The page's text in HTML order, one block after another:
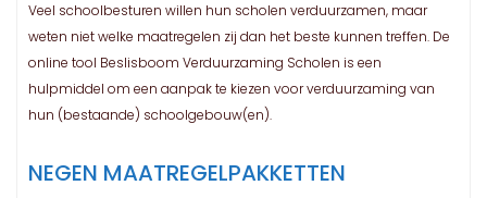
Veel schoolbesturen willen hun scholen verduurzamen, maar
weten niet welke maatregelen zij dan het beste kunnen treffen. De
online tool Beslisboom Verduurzaming Scholen is een
hulpmiddel om een aanpak te kiezen voor verduurzaming van
hun (bestaande) schoolgebouw(en).
NEGEN MAATREGELPAKKETTEN